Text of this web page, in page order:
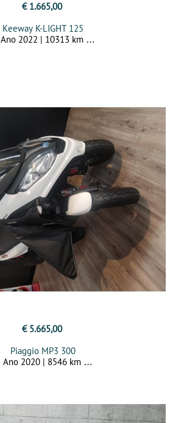
€ 1.665,00
Keeway K-LIGHT 125
Ano 2022 | 10313 km
€ 5.665,00
Piaggio MP3 300
Ano 2020 | 8546 km